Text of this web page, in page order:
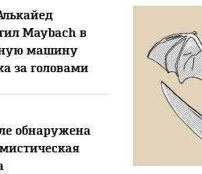
Maybach в
машину
за головами
обнаружена